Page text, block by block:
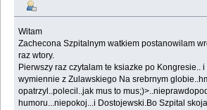
Witam
Zachecona Szpitalnym watkiem postanowilam
raz wtory.
Pierwszy raz czytalam te ksiazke po Kongresie..
wymiennie z Zulawskiego Na srebrnym
opatrzyl..polecil..jak mus to
humoru...niepokoj...i Dostojewski.Bo Szpital